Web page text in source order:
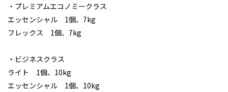
・プレミアムエコノミークラス
エッセンシャル 1個、7kg
フレックス 1個、7kg
・ビジネスクラス
ライト 1個、10kg
エッセンシャル 1個、10kg